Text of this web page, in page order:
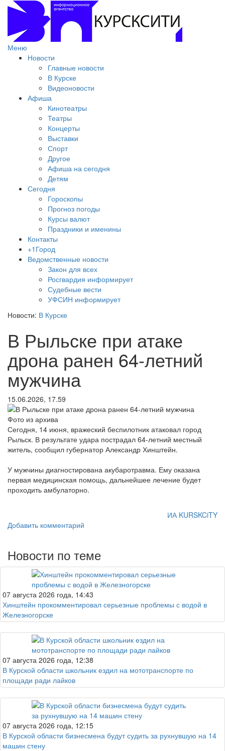
Меню
Новости
Главные новости
В Курске
Видеоновости
Афиша
Кинотеатры
Театры
Концерты
Выставки
Спорт
Другое
Афиша на сегодня
Детям
Сегодня
Гороскопы
Прогноз погоды
Курсы валют
Праздники и именины
Контакты
+1Город
Ведомственные новости
Закон для всех
Росгвардия информирует
Судебные вести
УФСИН информирует
Новости: В Курске
В Рыльске при атаке
дрона ранен 64-летний
мужчина
15.06.2026, 17.59
Фото из архива
Сегодня, 14 июня, вражеский беспилотник атаковал город
Рыльск. В результате удара пострадал 64-летний местный
житель, сообщил губернатор Александр Хинштейн.
У мужчины диагностирована акубаротравма. Ему оказана
первая медицинская помощь, дальнейшее лечение будет
проходить амбулаторно.
ИА KURSKCiTY
Добавить комментарий
Новости по теме
07 августа 2026 года, 14:43
Хинштейн прокомментировал серьезные проблемы с водой в
Железногорске
07 августа 2026 года, 12:38
В Курской области школьник ездил на мототранспорте по
площади ради лайков
07 августа 2026 года, 12:15
В Курской области бизнесмена будут судить за рухнувшую на 14
машин стену